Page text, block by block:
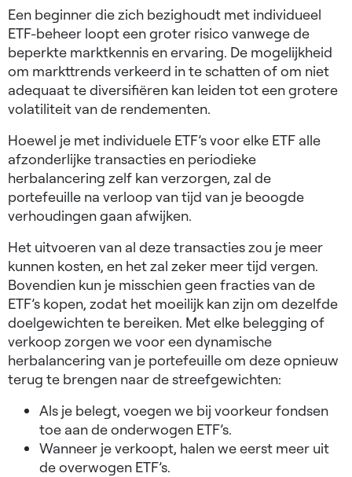
Een beginner die zich bezighoudt met individueel
ETF-beheer loopt een groter risico vanwege de
beperkte marktkennis en ervaring. De mogelijkheid
om markttrends verkeerd in te schatten of om niet
adequaat te diversifiëren kan leiden tot een grotere
volatiliteit van de rendementen.
Hoewel je met individuele ETF’s voor elke ETF alle
afzonderlijke transacties en periodieke
herbalancering zelf kan verzorgen, zal de
portefeuille na verloop van tijd van je beoogde
verhoudingen gaan afwijken.
Het uitvoeren van al deze transacties zou je meer
kunnen kosten, en het zal zeker meer tijd vergen.
Bovendien kun je misschien geen fracties van de
ETF’s kopen, zodat het moeilijk kan zijn om dezelfde
doelgewichten te bereiken. Met elke belegging of
verkoop zorgen we voor een dynamische
herbalancering van je portefeuille om deze opnieuw
terug te brengen naar de streefgewichten:
Als je belegt, voegen we bij voorkeur fondsen
toe aan de onderwogen ETF’s.
Wanneer je verkoopt, halen we eerst meer uit
de overwogen ETF’s.